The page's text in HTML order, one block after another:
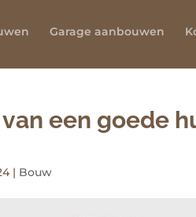
Garage aanbouwen
een goede
| Bouw